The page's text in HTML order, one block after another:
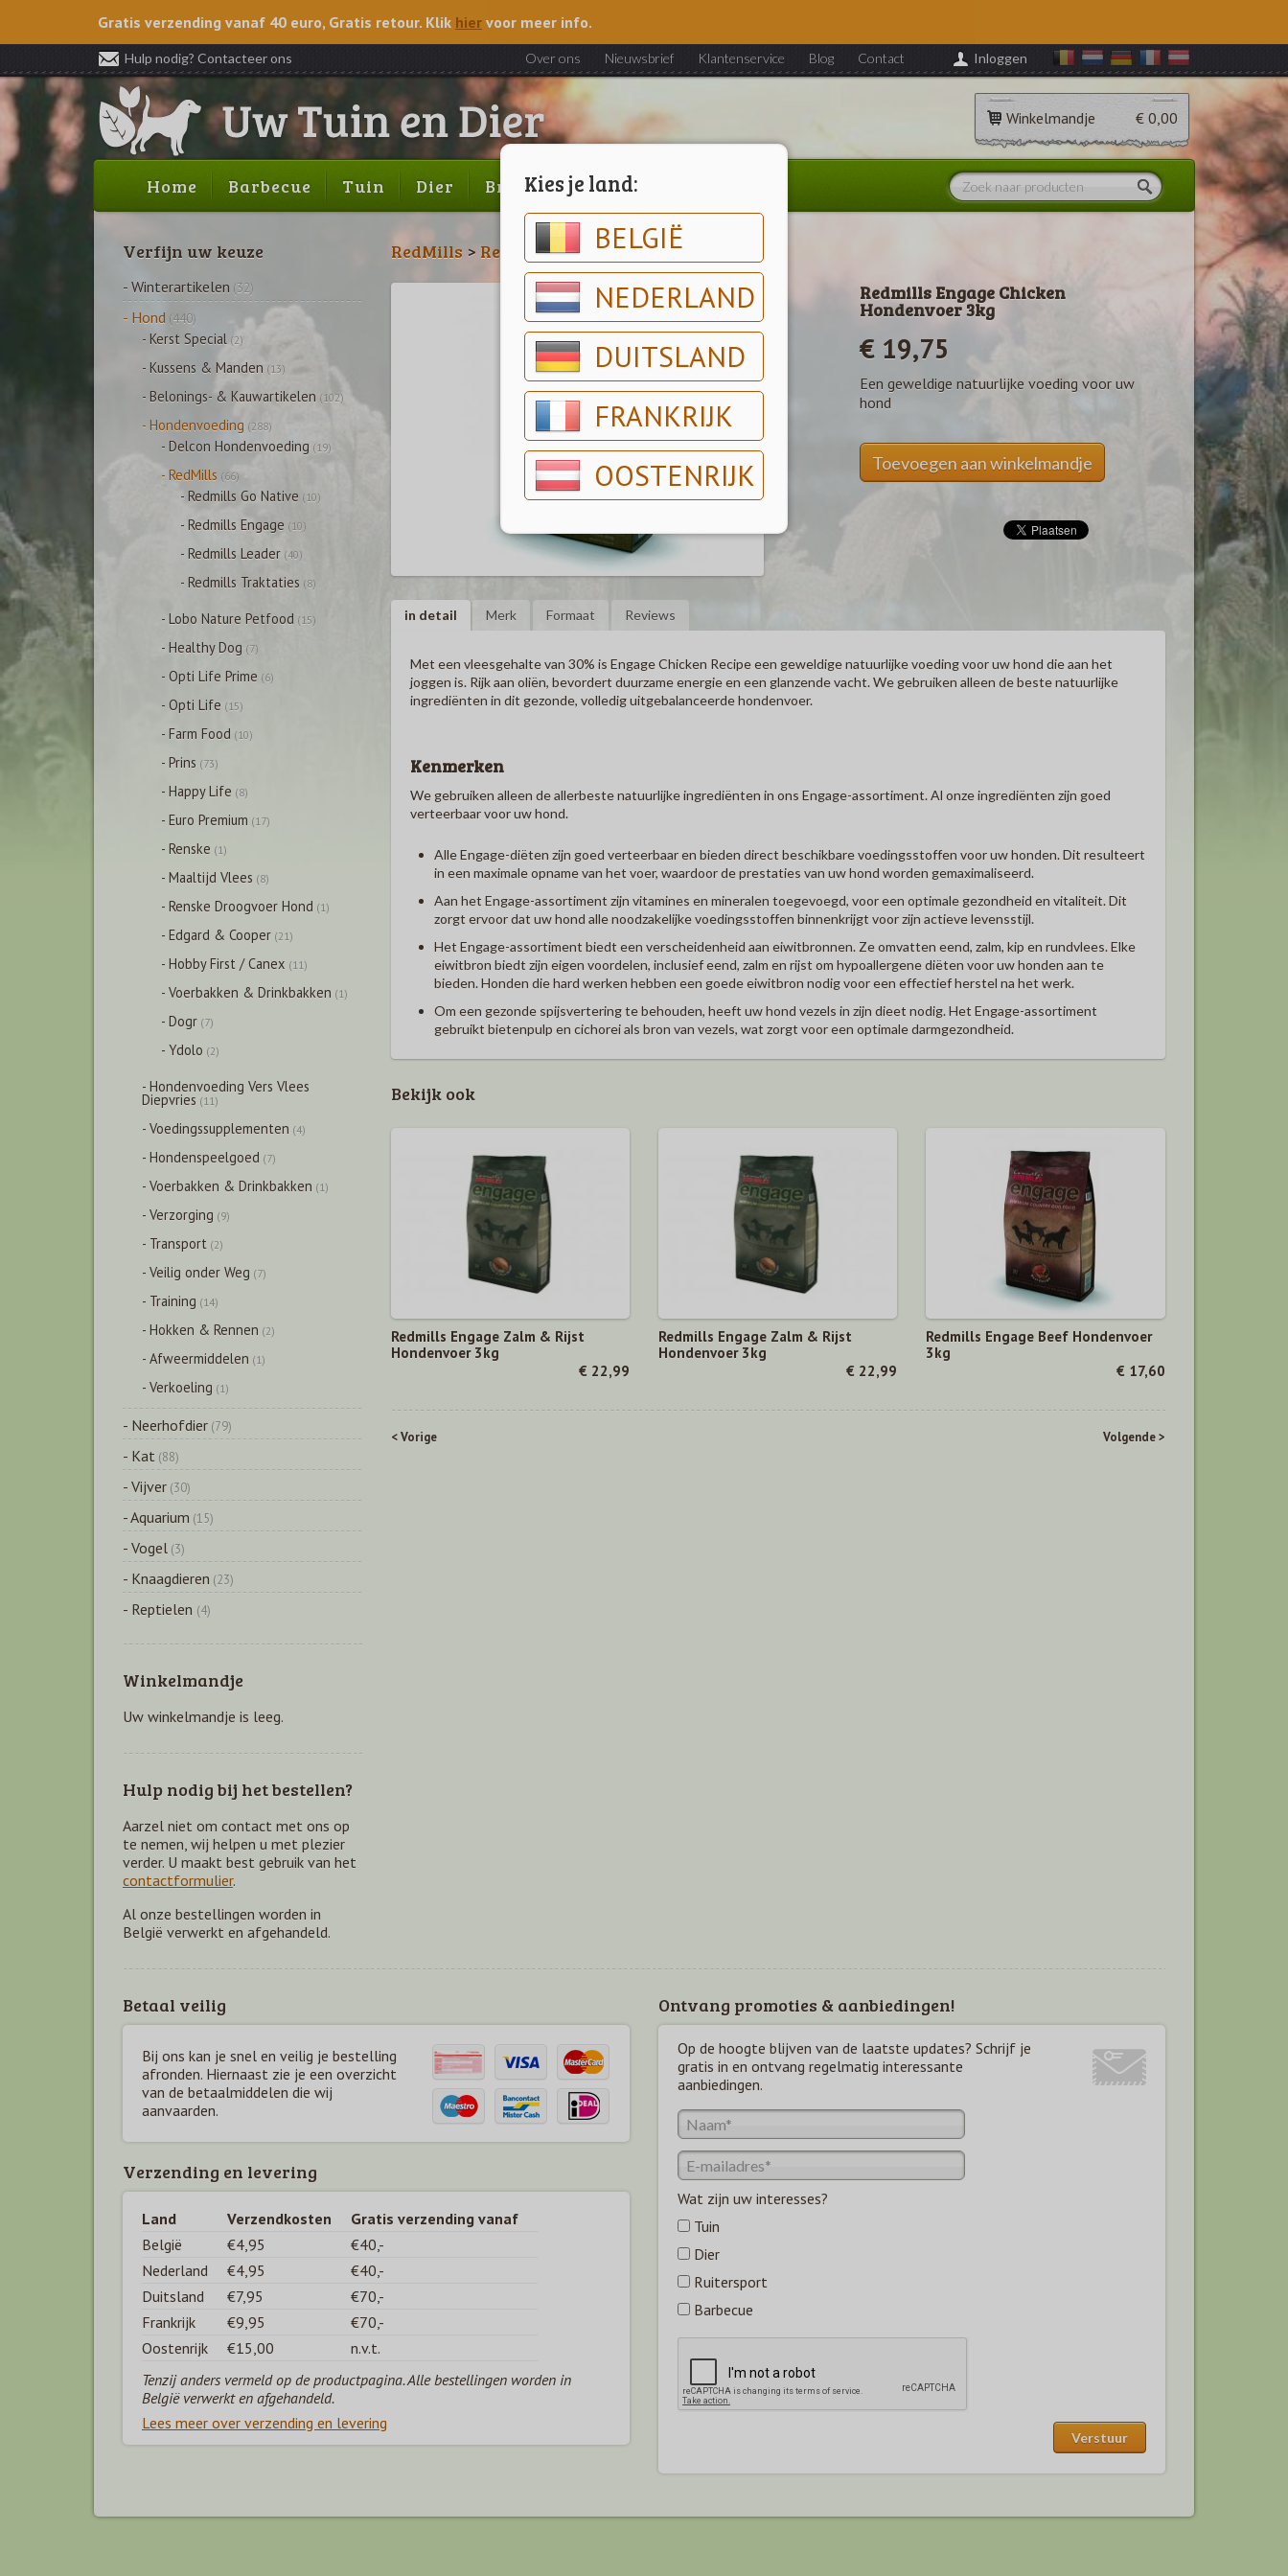
Kies je land:
BELGIË
NEDERLAND
DUITSLAND
FRANKRIJK
OOSTENRIJK
Gratis verzending vanaf 40 euro, Gratis retour. Klik hier voor meer info.
Hulp nodig? Contacteer ons Over ons Nieuwsbrief Klantenservice Blog Contact Inloggen
Winkelmandje € 0,00
Home Barbecue Tuin Dier Brood & gebak
RedMills > Redmills Engage
Redmills Engage Chicken
Hondenvoer 3kg
€ 19,75
Een geweldige natuurlijke voeding voor uw
hond
Toevoegen aan winkelmandje
in detail Merk Formaat Reviews
Met een vleesgehalte van 30% is Engage Chicken Recipe een geweldige natuurlijke voeding voor uw hond die aan het
joggen is. Rijk aan oliën, bevordert duurzame energie en een glanzende vacht.We gebruiken alleen de beste natuurlijke
ingrediënten in dit gezonde, volledig uitgebalanceerde hondenvoer.
Kenmerken
We gebruiken alleen de allerbeste natuurlijke ingrediënten in ons Engage-assortiment.Al onze ingrediënten zijn goed
verteerbaar voor uw hond.
Alle Engage-diëten zijn goed verteerbaar en bieden direct beschikbare voedingsstoffen voor uw honden.Dit resulteert
in een maximale opname van het voer, waardoor de prestaties van uw hond worden gemaximaliseerd.
Aan het Engage-assortiment zijn vitamines en mineralen toegevoegd, voor een optimale gezondheid en vitaliteit. Dit
zorgt ervoor dat uw hond alle noodzakelijke voedingsstoffen binnenkrijgt voor zijn actieve levensstijl.
Het Engage-assortiment biedt een verscheidenheid aan eiwitbronnen. Ze omvatten eend, zalm, kip en rundvlees. Elke
eiwitbron biedt zijn eigen voordelen, inclusief eend, zalm en rijst om hypoallergene diëten voor uw honden aan te
bieden. Honden die hard werken hebben een goede eiwitbron nodig voor een effectief herstel na het werk.
Om een ​​gezonde spijsvertering te behouden, heeft uw hond vezels in zijn dieet nodig. Het Engage-assortiment
gebruikt bietenpulp en cichorei als bron van vezels, wat zorgt voor een optimale darmgezondheid.
Bekijk ook
Redmills Engage Zalm & Rijst
Hondenvoer 3kg
€ 22,99
Redmills Engage Zalm & Rijst
Hondenvoer 3kg
€ 22,99
Redmills Engage Beef Hondenvoer
3kg
€ 17,60
< Vorige Volgende >
Verfijn uw keuze
- Winterartikelen (32)
- Hond (440)
- Kerst Special (2)
- Kussens & Manden (13)
- Belonings- & Kauwartikelen (102)
- Hondenvoeding (288)
- Delcon Hondenvoeding (19)
- RedMills (66)
- Redmills Go Native (10)
- Redmills Engage (10)
- Redmills Leader (40)
- Redmills Traktaties (8)
- Lobo Nature Petfood (15)
- Healthy Dog (7)
- Opti Life Prime (6)
- Opti Life (15)
- Farm Food (10)
- Prins (73)
- Happy Life (8)
- Euro Premium (17)
- Renske (1)
- Maaltijd Vlees (8)
- Renske Droogvoer Hond (1)
- Edgard & Cooper (21)
- Hobby First / Canex (11)
- Voerbakken & Drinkbakken (1)
- Dogr (7)
- Ydolo (2)
- Hondenvoeding Vers Vlees
Diepvries (11)
- Voedingssupplementen (4)
- Hondenspeelgoed (7)
- Voerbakken & Drinkbakken (1)
- Verzorging (9)
- Transport (2)
- Veilig onder Weg (7)
- Training (14)
- Hokken & Rennen (2)
- Afweermiddelen (1)
- Verkoeling (1)
- Neerhofdier (79)
- Kat (88)
- Vijver (30)
- Aquarium (15)
- Vogel (3)
- Knaagdieren (23)
- Reptielen (4)
Winkelmandje
Uw winkelmandje is leeg.
Hulp nodig bij het bestellen?
Aarzel niet om contact met ons op
te nemen, wij helpen u met plezier
verder. U maakt best gebruik van het
contactformulier.
Al onze bestellingen worden in
België verwerkt en afgehandeld.
Betaal veilig
Bij ons kan je snel en veilig je bestelling
afronden. Hiernaast zie je een overzicht
van de betaalmiddelen die wij
aanvaarden.
Ontvang promoties & aanbiedingen!
Op de hoogte blijven van de laatste updates? Schrijf je
gratis in en ontvang regelmatig interessante
aanbiedingen.
Wat zijn uw interesses?
Tuin
Dier
Ruitersport
Barbecue
Verzending en levering
Land Verzendkosten
Gratis verzending vanaf
België
€4,95
€40,-
Nederland
€4,95
€40,-
Duitsland
€7,95
€70,-
Frankrijk
€9,95
€70,-
Oostenrijk
€15,00
n.v.t.
Tenzij anders vermeld op de productpagina. Alle bestellingen worden in
België verwerkt en afgehandeld.
Lees meer over verzending en levering